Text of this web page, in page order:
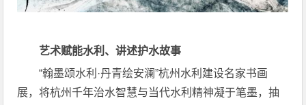
艺术赋能水利、讲述护水故事
“翰墨颂水利·丹青绘安澜”杭州水利建设名家书画
展，将杭州千年治水智慧与当代水利精神凝于笔墨，抽